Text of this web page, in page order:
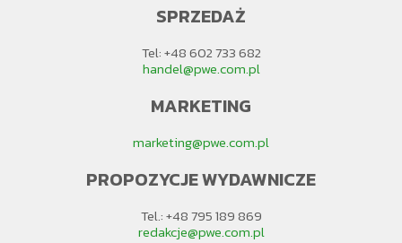
(National Labour Relation Act, NLRA), w której znajduje
dyskryminacji, której podstawą byłoby organizowanie się
pracowników lub ich działalność w związku zawodowym
imigrantów; praca przymusowa
SPRZEDAŻ
Tel: +48 602 733 682
handel@pwe.com.pl
MARKETING
marketing@pwe.com.pl
PROPOZYCJE WYDAWNICZE
Tel.: +48 795 189 869
redakcje@pwe.com.pl